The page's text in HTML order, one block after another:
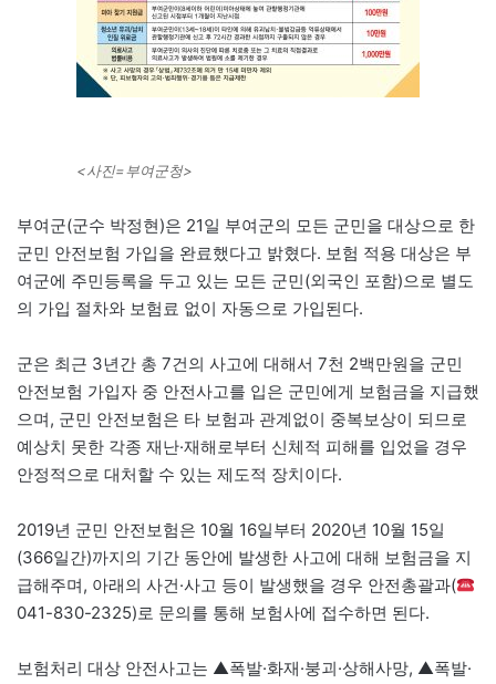
<사진=부여군청>
부여군(군수 박정현)은 21일 부여군의 모든 군민을 대상으로 한
군민 안전보험 가입을 완료했다고 밝혔다. 보험 적용 대상은 부
여군에 주민등록을 두고 있는 모든 군민(외국인 포함)으로 별도
의 가입 절차와 보험료 없이 자동으로 가입된다.
군은 최근 3년간 총 7건의 사고에 대해서 7천 2백만원을 군민
안전보험 가입자 중 안전사고를 입은 군민에게 보험금을 지급했
으며, 군민 안전보험은 타 보험과 관계없이 중복보상이 되므로
예상치 못한 각종 재난·재해로부터 신체적 피해를 입었을 경우
안정적으로 대처할 수 있는 제도적 장치이다.
2019년 군민 안전보험은 10월 16일부터 2020년 10월 15일
(366일간)까지의 기간 동안에 발생한 사고에 대해 보험금을 지
급해주며, 아래의 사건·사고 등이 발생했을 경우 안전총괄과(
041-830-2325)로 문의를 통해 보험사에 접수하면 된다.
보험처리 대상 안전사고는 ▲폭발·화재·붕괴·상해사망, ▲폭발·